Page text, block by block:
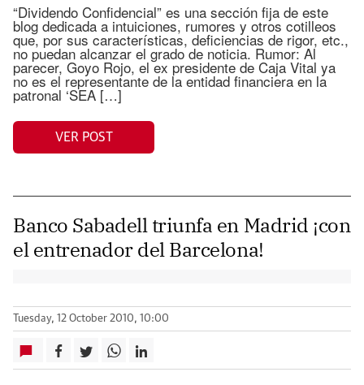
“Dividendo Confidencial” es una sección fija de este
blog dedicada a intuiciones, rumores y otros cotilleos
que, por sus características, deficiencias de rigor, etc.,
no puedan alcanzar el grado de noticia. Rumor: Al
parecer, Goyo Rojo, el ex presidente de Caja Vital ya
no es el representante de la entidad financiera en la
patronal ‘SEA […]
VER POST
Banco Sabadell triunfa en Madrid ¡con
el entrenador del Barcelona!
Tuesday, 12 October 2010, 10:00